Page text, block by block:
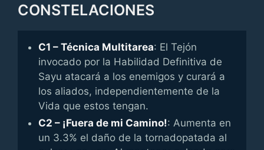
CONSTELACIONES
C1 – Técnica Multitarea: El Tejón
invocado por la Habilidad Definitiva de
Sayu atacará a los enemigos y curará a
los aliados, independientemente de la
Vida que estos tengan.
C2 – ¡Fuera de mi Camino!: Aumenta en
un 3.3% el daño de la tornadopatada al